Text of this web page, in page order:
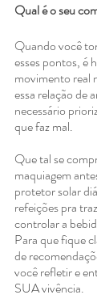
Qual é o seu
Quando você
esses pontos, é
movimento real
essa relação de
necessário
que faz mal.
Que tal se
maquiagem
protetor solar
refeições pra
controlar a
Para que fique
de
você refletir e
SUA vivência.